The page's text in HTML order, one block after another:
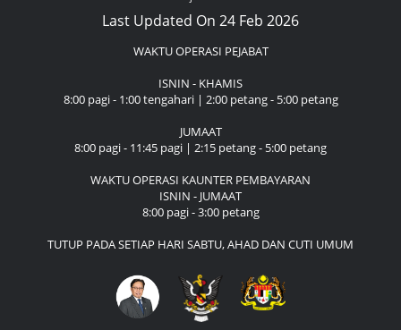
Last Updated On 24 Feb 2026
WAKTU OPERASI PEJABAT
ISNIN - KHAMIS
8:00 pagi - 1:00 tengahari | 2:00 petang - 5:00 petang
JUMAAT
8:00 pagi - 11:45 pagi | 2:15 petang - 5:00 petang
WAKTU OPERASI KAUNTER PEMBAYARAN
ISNIN - JUMAAT
8:00 pagi - 3:00 petang
TUTUP PADA SETIAP HARI SABTU, AHAD DAN CUTI UMUM